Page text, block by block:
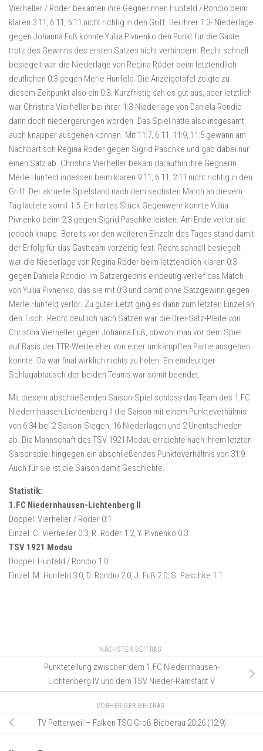
Vierheller / Röder bekamen ihre Gegnerinnen Hunfeld / Rondio beim
klaren 3:11, 6:11, 5:11 nicht richtig in den Griff. Bei ihrer 1:3- Niederlage
gegen Johanna Fuß konnte Yuliia Pivnenko den Punkt für die Gäste
trotz des Gewinns des ersten Satzes nicht verhindern. Recht schnell
besiegelt war die Niederlage von Regina Röder beim letztendlich
deutlichen 0:3 gegen Merle Hunfeld. Die Anzeigetafel zeigte zu
diesem Zeitpunkt also ein 0:3. Kurzfristig sah es gut aus, aber letztlich
war Christina Vierheller bei ihrer 1:3-Niederlage von Daniela Rondio
dann doch niedergerungen worden. Das Spiel hätte also insgesamt
auch knapper ausgehen können. Mit 11:7, 6:11, 11:9, 11:5 gewann am
Nachbartisch Regina Röder gegen Sigrid Paschke und gab dabei nur
einen Satz ab. Christina Vierheller bekam daraufhin ihre Gegnerin
Merle Hunfeld indessen beim klaren 9:11, 6:11, 2:11 nicht richtig in den
Griff. Der aktuelle Spielstand nach dem sechsten Match an diesem
Tag lautete somit 1:5. Ein hartes Stück Gegenwehr konnte Yuliia
Pivnenko beim 2:3 gegen Sigrid Paschke leisten. Am Ende verlor sie
jedoch knapp. Bereits vor den weiteren Einzeln des Tages stand damit
der Erfolg für das Gastteam vorzeitig fest. Recht schnell besiegelt
war die Niederlage von Regina Röder beim letztendlich klaren 0:3
gegen Daniela Rondio. Im Satzergebnis eindeutig verlief das Match
von Yuliia Pivnenko, das sie mit 0:3 und damit ohne Satzgewinn gegen
Merle Hunfeld verlor. Zu guter Letzt ging es dann zum letzten Einzel an
den Tisch. Recht deutlich nach Sätzen war die Drei-Satz-Pleite von
Christina Vierheller gegen Johanna Fuß, obwohl man vor dem Spiel
auf Basis der TTR-Werte eher von einer umkämpften Partie ausgehen
konnte. Da war final wirklich nichts zu holen. Ein eindeutiger
Schlagabtausch der beiden Teams war somit beendet.
Mit diesem abschließenden Saison-Spiel schloss das Team des 1.FC
Niedernhausen-Lichtenberg II die Saison mit einem Punkteverhältnis
von 6:34 bei 2 Saison-Siegen, 16 Niederlagen und 2 Unentschieden
ab. Die Mannschaft des TSV 1921 Modau erreichte nach ihrem letzten
Saisonspiel hingegen ein abschließendes Punkteverhältnis von 31:9.
Auch für sie ist die Saison damit Geschichte.
Statistik:
1.FC Niedernhausen-Lichtenberg II
Doppel: Vierheller / Röder 0:1
Einzel: C. Vierheller 0:3, R. Röder 1:2, Y. Pivnenko 0:3
TSV 1921 Modau
Doppel: Hunfeld / Rondio 1:0
Einzel: M. Hunfeld 3:0, D. Rondio 2:0, J. Fuß 2:0, S. Paschke 1:1
NÄCHSTER BEITRAG
Punkteteilung zwischen dem 1.FC Niedernhausen-
Lichtenberg IV und dem TSV Nieder-Ramstadt V
VORHERIGER BEITRAG
TV Petterweil – Falken TSG Groß-Bieberau 20:26 (12:9)